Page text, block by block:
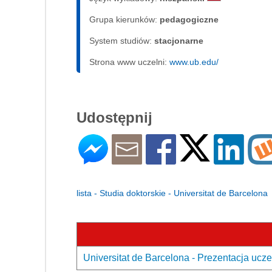
Grupa kierunków: pedagogiczne
System studiów: sta­cjo­nar­ne
Strona www uczelni: www.ub.edu/
Udostępnij
lista - Studia doktorskie - Universitat de Barcelona
Universitat de Barcelona - Prezentacja